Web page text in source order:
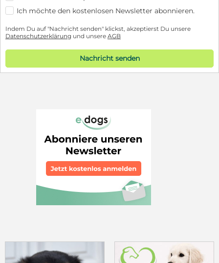
Ich möchte den kostenlosen Newsletter abonnieren.
Indem Du auf "Nachricht senden" klickst, akzeptierst Du unsere
Datenschutzerklärung und unsere AGB
Nachricht senden